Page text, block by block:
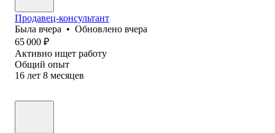
Продавец-консультант
Была вчера • Обновлено вчера
65 000 ₽
Активно ищет работу
Общий опыт
16 лет 8 месяцев